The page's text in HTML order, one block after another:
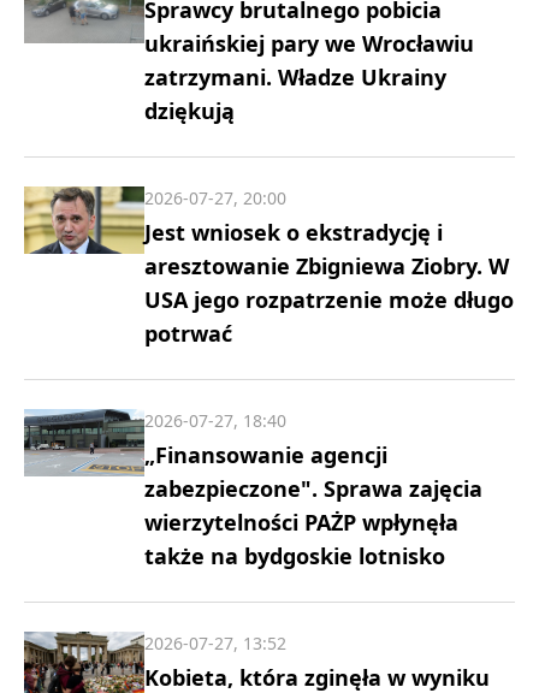
Sprawcy brutalnego pobicia
ukraińskiej pary we Wrocławiu
zatrzymani. Władze Ukrainy
dziękują
Jest wniosek o ekstradycję i
aresztowanie Zbigniewa Ziobry. W
USA jego rozpatrzenie może długo
potrwać
2026-07-27, 20:00
„Finansowanie agencji
zabezpieczone". Sprawa zajęcia
wierzytelności PAŻP wpłynęła
także na bydgoskie lotnisko
2026-07-27, 18:40
Kobieta, która zginęła w wyniku
2026-07-27, 13:52